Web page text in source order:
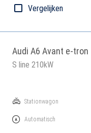
Vergelijken
Audi A6 Avant e-tron
S line 210kW
Stationwagon
Automatisch